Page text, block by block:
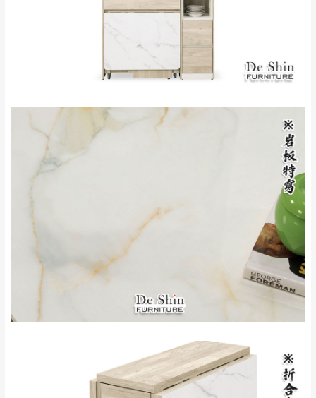
林、福隆、淡水山
基隆
$ 9,000以上：免
$ 9,000以下：
NT$500元
$ 9,000以下：
NT$500元
＊A108產品另收運費
卓蘭鎮、三灣、通
霄山區、西湖、泰
安鄉、大湖鄉、頭
屋、獅潭鄉
配送天數：5~14天
到貨時間：指定送貨日當天以電話聯絡確認
台北市、新北市地區固定每周(三)、(日)兩天收送貨
保有出貨的權利。
保護物流人員的工作安全，賣家無提供吊掛
服務，若需以吊車或其他的吊掛方式吊運，
費用將由買方自行支付。
快速到貨商品，無法指定特定時間送達，司
機當天到貨前皆會再與您通知，讓你不用整
天在家等貨，以節省您的寶貴時間。
由於百貨公司配送較為不易，故暫無法配送
發票寄送：
若您選擇三聯式或索取兩聯式發票，發票將於商品
完成出貨15個工作天另行寄出，另外約加上2~7個
工作天內送達，如遇國定假日將順延寄送。
退換貨說明：
公司客服人員，我們將為您更換新品，運費
皆由本站負責，所有退回及換貨之商品必須
是全新狀態且完整包裝，床墊、床包、枕頭